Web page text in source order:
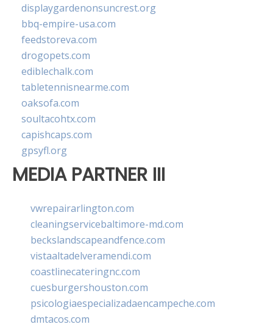
displaygardenonsuncrest.org
bbq-empire-usa.com
feedstoreva.com
drogopets.com
ediblechalk.com
tabletennisnearme.com
oaksofa.com
soultacohtx.com
capishcaps.com
gpsyfl.org
MEDIA PARTNER III
vwrepairarlington.com
cleaningservicebaltimore-md.com
beckslandscapeandfence.com
vistaaltadelveramendi.com
coastlinecateringnc.com
cuesburgershouston.com
psicologiaespecializadaencampeche.com
dmtacos.com